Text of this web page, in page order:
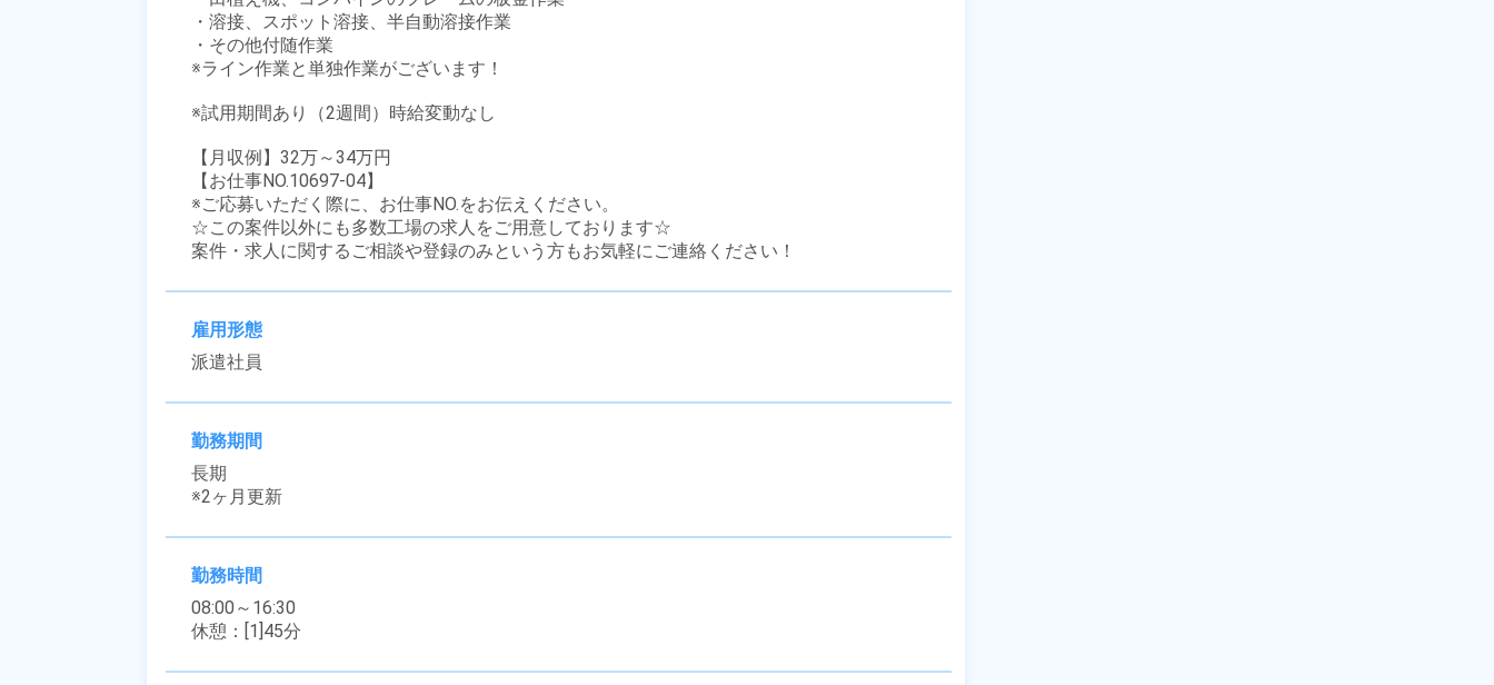
・溶接、スポット溶接、半自動溶接作業
・その他付随作業
※ライン作業と単独作業がございます！
※試用期間あり（2週間）時給変動なし
【月収例】32万～34万円
【お仕事NO.10697-04】
※ご応募いただく際に、お仕事NO.をお伝えください。
☆この案件以外にも多数工場の求人をご用意しております☆
案件・求人に関するご相談や登録のみという方もお気軽にご連絡ください！
雇用形態
派遣社員
勤務期間
長期
※2ヶ月更新
勤務時間
08:00～16:30
休憩：[1]45分